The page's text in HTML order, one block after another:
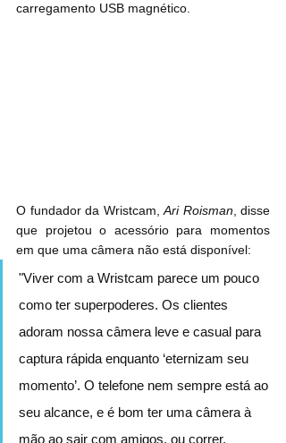
carregamento USB magnético.
O fundador da Wristcam, Ari Roisman, disse
que projetou o acessório para momentos
em que uma câmera não está disponível:
"Viver com a Wristcam parece um pouco
como ter superpoderes. Os clientes
adoram nossa câmera leve e casual para
captura rápida enquanto ‘eternizam seu
momento’. O telefone nem sempre está ao
seu alcance, e é bom ter uma câmera à
mão ao sair com amigos, ou correr,